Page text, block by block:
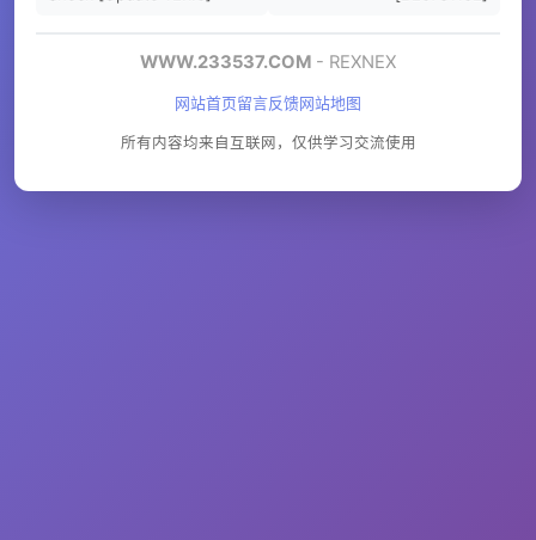
WWW.233537.COM - REXNEX
网站首页留言反馈网站地图
所有内容均来自互联网，仅供学习交流使用